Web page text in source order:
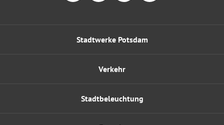
Stadtwerke Potsdam
Verkehr
Stadtbeleuchtung